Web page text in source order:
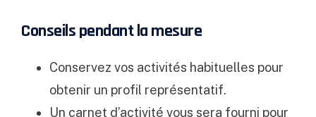
Conseils pendant la mesure
Conservez vos activités habituelles pour
obtenir un profil représentatif.
Un carnet d’activité vous sera fourni pour